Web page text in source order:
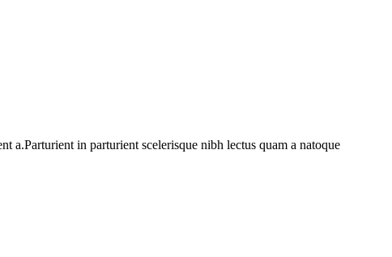
a.Parturient in parturient scelerisque nibh lectus quam a natoque